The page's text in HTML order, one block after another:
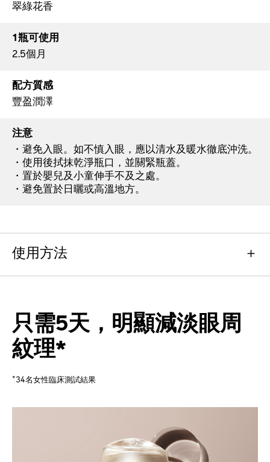
翠綠花香
1瓶可使用
2.5個月
配方質感
豐盈潤澤
注意
避免入眼。如不慎入眼，應以清水及暖水徹底沖洗。
使用後拭抹乾淨瓶口，並關緊瓶蓋。
置於嬰兒及小童伸手不及之處。
避免置於日曬或高溫地方。
使用方法
只需5天，明顯減淡眼周
紋理*
*34名女性臨床測試結果